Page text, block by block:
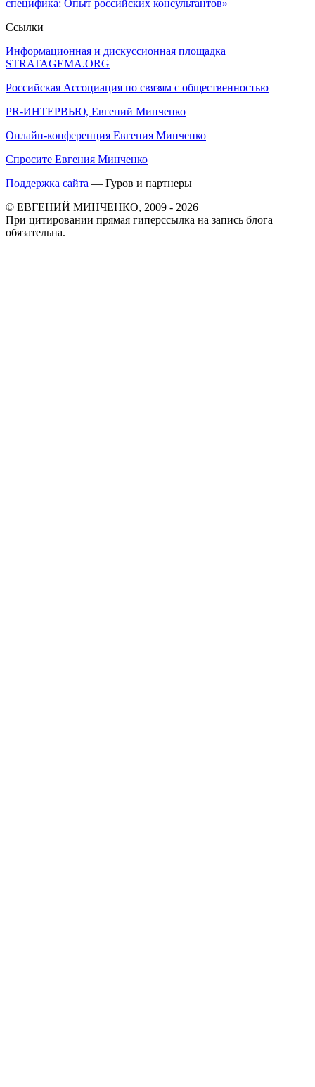
специфика: Опыт российских консультантов»
Ссылки
Информационная и дискуссионная площадка
STRATAGEMA.ORG
Российская Ассоциация по связям с общественностью
PR-ИНТЕРВЬЮ, Евгений Минченко
Онлайн-конференция Евгения Минченко
Спросите Евгения Минченко
Поддержка сайта — Гуров и партнеры
© ЕВГЕНИЙ МИНЧЕНКО, 2009 - 2026
При цитировании прямая гиперссылка на запись блога
обязательна.